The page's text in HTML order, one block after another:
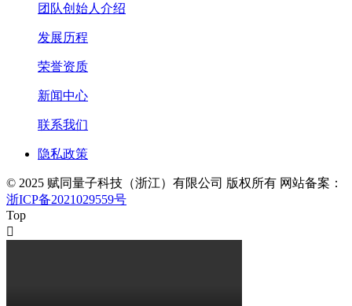
团队创始人介绍
发展历程
荣誉资质
新闻中心
联系我们
隐私政策
© 2025 赋同量子科技（浙江）有限公司 版权所有 网站备案：
浙ICP备2021029559号
Top
